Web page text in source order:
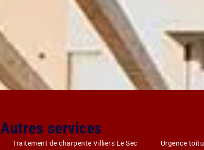
Autres services
Traitement de charpente Villiers Le Sec
Urgence